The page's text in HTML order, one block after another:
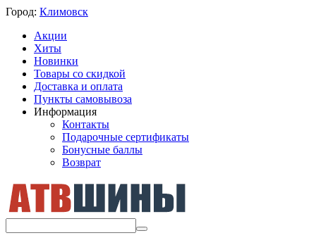
Город: Климовск
Акции
Хиты
Новинки
Товары со скидкой
Доставка и оплата
Пункты самовывоза
Информация
Контакты
Подарочные сертификаты
Бонусные баллы
Возврат